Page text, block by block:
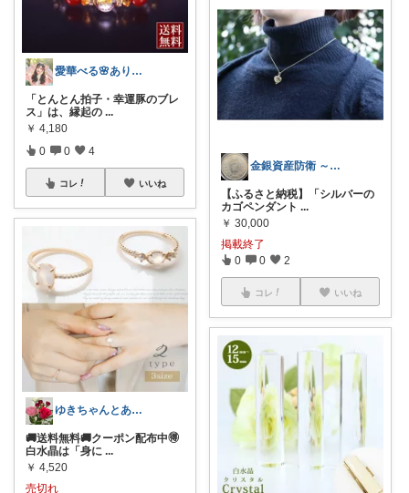
愛華べる🌸ありがとうございます💖
「とんとん拍子・幸運豚のブレ
ス」は、縁起の ...
￥ 4,180
0 0 4
コレ いいね
ゆきちゃんとあそぼう経由購入🙇‍♀️✨
🚚送料無料🚚クーポン配布中🉐
白水晶は「身に ...
￥ 4,520
売切れ
金銀資産防衛 ～貴金属『資産』上昇中～
【ふるさと納税】「シルバーの
カゴペンダント ...
￥ 30,000
掲載終了
0 0 2
コレ いいね